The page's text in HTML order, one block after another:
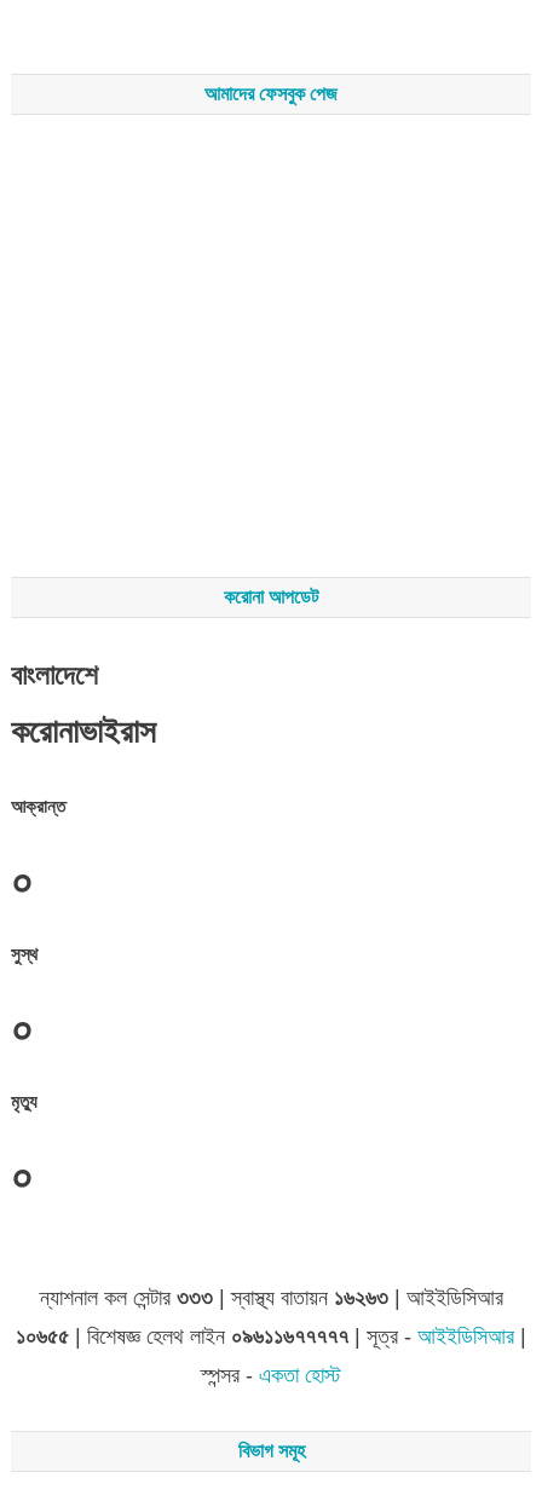
আমাদের ফেসবুক পেজ
করোনা আপডেট
বাংলাদেশে
করোনাভাইরাস
আক্রান্ত
০
সুস্থ
০
মৃত্যু
০
ন্যাশনাল কল সেন্টার ৩৩৩| স্বাস্থ্য বাতায়ন ১৬২৬৩| আইইডিসিআর
১০৬৫৫ | বিশেষজ্ঞ হেলথ লাইন ০৯৬১১৬৭৭৭৭৭| সূত্র - আইইডিসিআর|
স্পন্সর - একতা হোস্ট
বিভাগ সমূহ